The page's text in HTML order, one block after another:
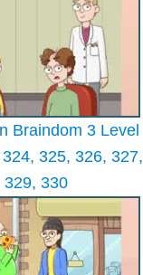
Braindom 3 Level
325, 326, 327,
329, 330